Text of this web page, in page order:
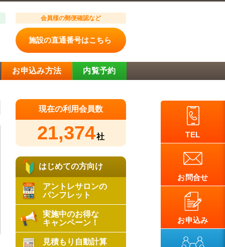
会員様の郵便確認など
施設の直通番号はこちら
お申込み方法 内覧予約
現在の利用会員数
21,374社
はじめての方向け
アントレサロンの
パンフレット
実施中のお得な
キャンペーン！
見積もり自動計算
TEL
お問合せ
お申込み